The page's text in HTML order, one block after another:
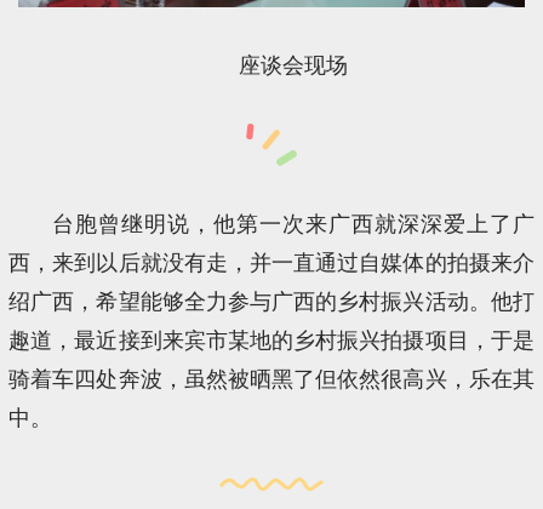
座谈会现场
台胞曾继明说，他第一次来广西就深深爱上了广
西，来到以后就没有走，并一直通过自媒体的拍摄来介
绍广西，希望能够全力参与广西的乡村振兴活动。他打
趣道，最近接到来宾市某地的乡村振兴拍摄项目，于是
骑着车四处奔波，虽然被晒黑了但依然很高兴，乐在其
中。